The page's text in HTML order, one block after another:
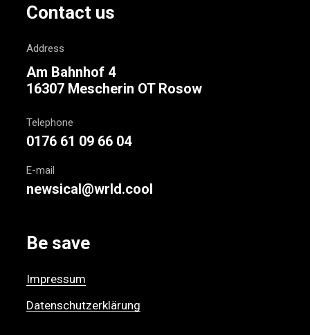
Contact us
Address
Am Bahnhof 4
16307 Mescherin OT Rosow
Telephone
0176 61 09 66 04
E-mail
newsical@wrld.cool
Be save
Impressum
Datenschutzerklärung